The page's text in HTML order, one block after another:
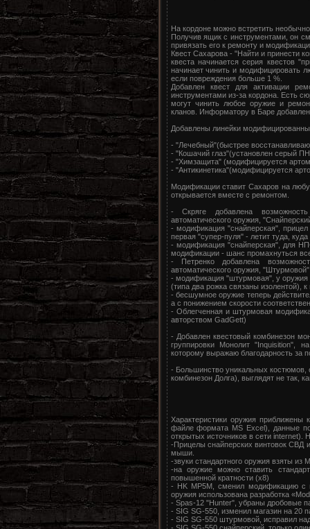
На кордоне можно встретить
Получив ящик с инструментами, он
привязать его к ремонту и
Квест Сахарова - "Найти и принести
квеста начинается серия квестов
начинает чинить и модифицировать
если повреждения больше 1 %.
Добавлен квест для активации
инструментами из-за кордона. Есть
могут чинить любое оружие и
кланов. Информатору в Баре
Добавлены линейки
- "Лечебный"(быстрее
- "Кошачий глаз"(установлен серый
- "Химзащита" (модифицируется
- "Антикинетика"(модифицируется
Модификации ставит Сахаров на
открывается вместе с ремонтом.
- Скряге добавлена
автоматического оружия,
- модификация "снайперская",
первая "супер-пуля" - летит туда, куда
- модификация "снайперская", для
модификации - шанс промахнуться
- Петренко добавлена
автоматического оружия,
- модификация "штурмовая", у оружия
(типа два рожка связаны изолентой),
- бесшумное оружие теперь
а с понижением скорости
- Облегченная и штурмовая
авторством GadGett)
- Добавлен квестовый комбинезон
группировки Монолит "Inquisition",
которому выражаю благодарность за
- Большинство уникальных
комбинезон Долга), выглядят не так,
Характеристики оружия
файле формата MS Excel), данные
открытых источников в сети internet).
-Прицелы снайперских винтовок СВД
мыши.
-звуки стандартного оружия взяты из
-на оружие можно ставить
повышенной кратности (х8)
- HK MP5M, сменил модификацию с
оружия использована разработка
- Spas-12 "Hunter", убраны дробовые
- SIG SG-550, изменил магазин на 20
- SIG SG-550 штурмовой, исправил